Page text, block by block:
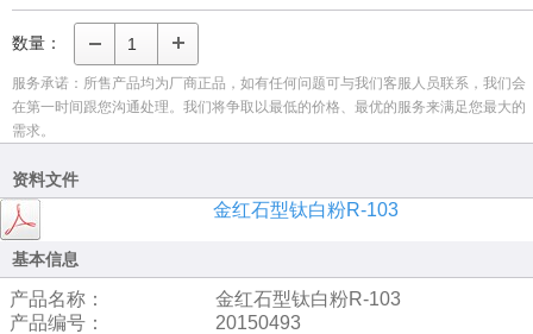
数量：
服务承诺：所售产品均为厂商正品，如有任何问题可与我们客服人员联系，我们会
在第一时间跟您沟通处理。我们将争取以最低的价格、最优的服务来满足您最大的
需求。
资料文件
金红石型钛白粉R-103
基本信息
产品名称：
金红石型钛白粉R-103
产品编号：
20150493